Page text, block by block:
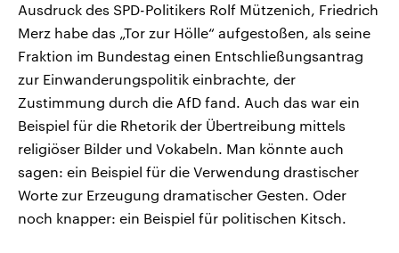
Ausdruck des SPD-Politikers Rolf Mützenich, Friedrich
Merz habe das „Tor zur Hölle“ aufgestoßen, als seine
Fraktion im Bundestag einen Entschließungsantrag
zur Einwanderungspolitik einbrachte, der
Zustimmung durch die AfD fand. Auch das war ein
Beispiel für die Rhetorik der Übertreibung mittels
religiöser Bilder und Vokabeln. Man könnte auch
sagen: ein Beispiel für die Verwendung drastischer
Worte zur Erzeugung dramatischer Gesten. Oder
noch knapper: ein Beispiel für politischen Kitsch.